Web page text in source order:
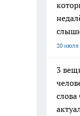
20 июля
3